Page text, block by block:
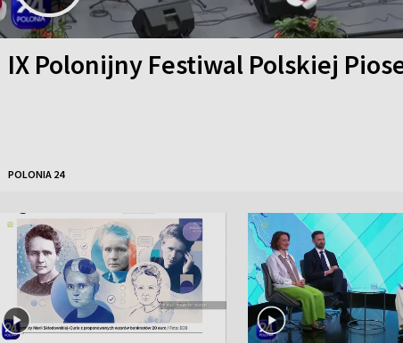
IX Polonijny Festiwal Polskiej
POLONIA 24